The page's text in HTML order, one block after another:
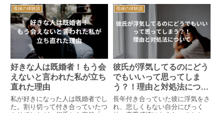
でいる人は参考にしてみてくださ
い。
果たした体験談です。SNSでの
自然な発信が関係を動かすヒント
になるかもしれません。未読スル
ーに悩む方へ希望の物語をお届け
します。
復縁の体験談
好きな人は既婚者！もう会
えないと言われた私が立ち
直れた理由
私が好きになった人は既婚者でし
た。割り切って付き合っていたつ
復縁の体験談
彼氏が浮気してるのにどう
でもいいって思ってしま
う？！理由と対処法につい
て
長年付き合っていた彼に浮気をさ
れ、悲しくもない自分にびっく